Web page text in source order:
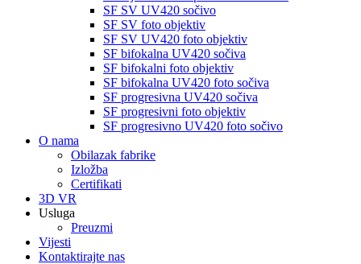
SF SV UV420 sočivo
SF SV foto objektiv
SF SV UV420 foto objektiv
SF bifokalna UV420 sočiva
SF bifokalni foto objektiv
SF bifokalna UV420 foto sočiva
SF progresivna UV420 sočiva
SF progresivni foto objektiv
SF progresivno UV420 foto sočivo
O nama
Obilazak fabrike
Izložba
Certifikati
3D VR
Usluga
Preuzmi
Vijesti
Kontaktirajte nas